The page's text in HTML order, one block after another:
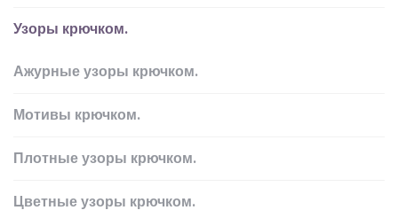
Узоры крючком.
Ажурные узоры крючком.
Мотивы крючком.
Плотные узоры крючком.
Цветные узоры крючком.